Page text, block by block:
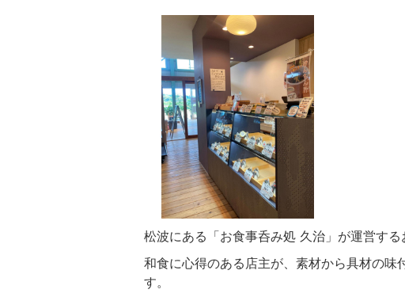
松波にある「お食事呑み処 久治」が運営する
和食に心得のある店主が、素材から具材の味
す。